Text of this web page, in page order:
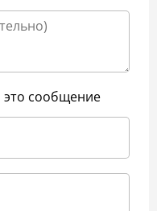
это сообщение